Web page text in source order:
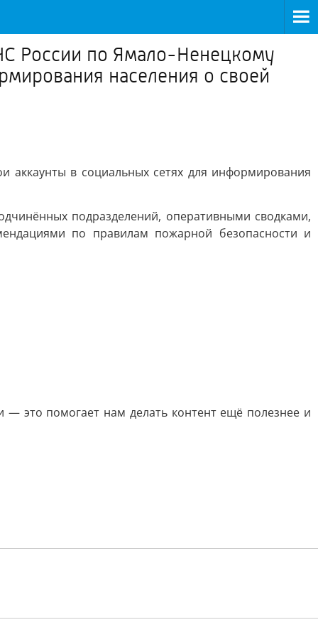
России по Ямало-Ненецкому
населения о своей
аккаунты в социальных сетях для информирования
подразделений, оперативными сводками,
по правилам пожарной безопасности и
это помогает нам делать контент ещё полезнее и